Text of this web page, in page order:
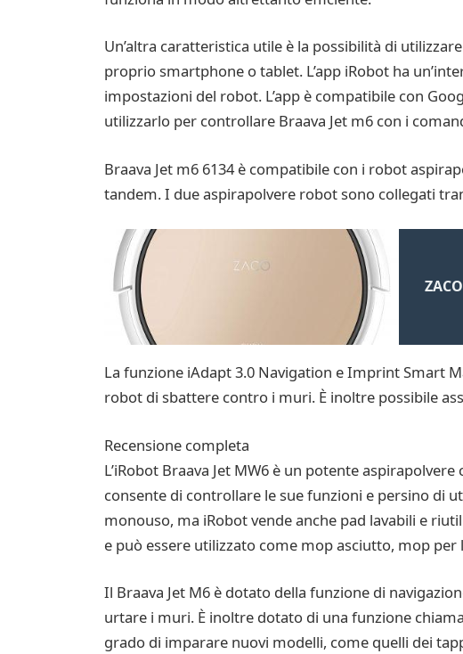
Un’altra caratteristica utile è la possibilità di
proprio smartphone o tablet. L’app iRobot ha
impostazioni del robot. L’app è compatibile con
utilizzarlo per controllare Braava Jet m6 con i
Braava Jet m6 6134 è compatibile con i robot
tandem. I due aspirapolvere robot sono collegati
La funzione iAdapt 3.0 Navigation e Imprint Smart
robot di sbattere contro i muri. È inoltre possibile
Recensione completa
L’iRobot Braava Jet MW6 è un potente
consente di controllare le sue funzioni e persino di
monouso, ma iRobot vende anche pad lavabili e
e può essere utilizzato come mop asciutto, mop
Il Braava Jet M6 è dotato della funzione di
urtare i muri. È inoltre dotato di una funzione
grado di imparare nuovi modelli, come quelli dei